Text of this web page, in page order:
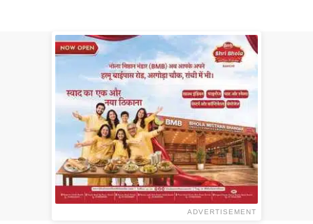
ADVERTISEMENT